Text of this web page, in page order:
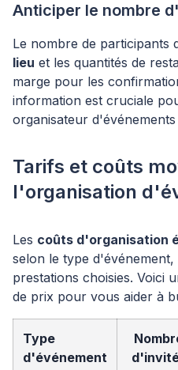
Anticiper le nombre
Le nombre de participants
lieu et les quantités de
marge pour les
information est cruciale
organisateur
Tarifs et coûts
l'organisation
Les coûts d'organisation
selon le type
prestations choisies. Voici
de prix pour vous aider à
Type
d'événement